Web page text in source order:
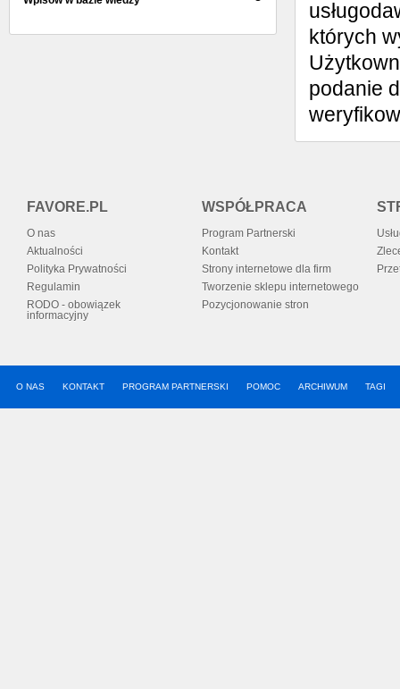
których
podanie
FAVORE.PL
O nas
Aktualności
Polityka Prywatności
Regulamin
RODO - obowiązek
informacyjny
WSPÓŁPRACA
Program Partnerski
Kontakt
Strony internetowe dla firm
Tworzenie sklepu internetowego
Pozycjonowanie stron
O NAS KONTAKT PROGRAM PARTNERSKI POMOC ARCHIWUM TAGI